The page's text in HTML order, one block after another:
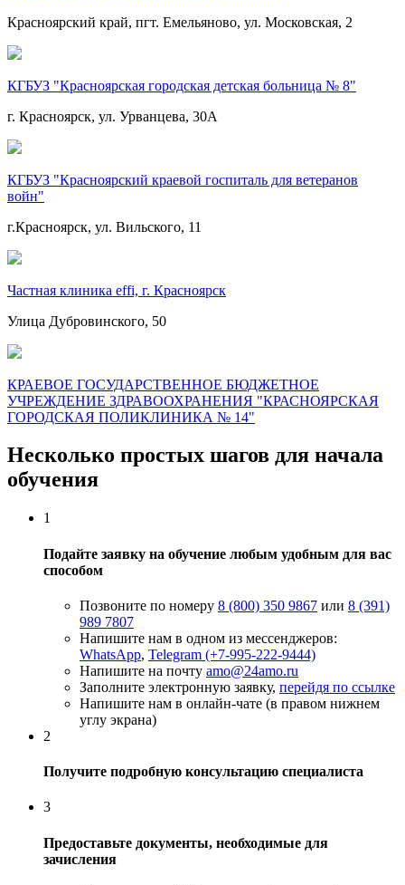
Красноярский край, пгт. Емельяново, ул. Московская, 2
КГБУЗ "Красноярская городская детская больница № 8"
г. Красноярск, ул. Урванцева, 30А
КГБУЗ "Красноярский краевой госпиталь для ветеранов
войн"
г.Красноярск, ул. Вильского, 11
Частная клиника effi, г. Красноярск
Улица Дубровинского, 50
КРАЕВОЕ ГОСУДАРСТВЕННОЕ БЮДЖЕТНОЕ
УЧРЕЖДЕНИЕ ЗДРАВООХРАНЕНИЯ "КРАСНОЯРСКАЯ
ГОРОДСКАЯ ПОЛИКЛИНИКА № 14"
Несколько простых шагов для начала
обучения
1
Подайте заявку на обучение любым удобным для вас
способом
Позвоните по номеру 8 (800) 350 9867 или 8 (391)
989 7807
Напишите нам в одном из мессенджеров:
WhatsApp, Telegram (+7-995-222-9444)
Напишите на почту amo@24amo.ru
Заполните электронную заявку, перейдя по ссылке
Напишите нам в онлайн-чате (в правом нижнем
углу экрана)
2
Получите подробную консультацию специалиста
3
Предоставьте документы, необходимые для
зачисления